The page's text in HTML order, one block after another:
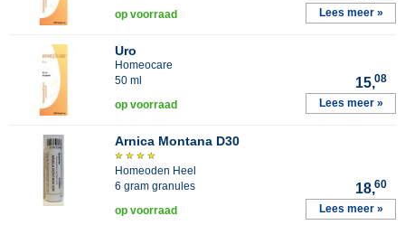
op voorraad Lees meer »
Uro
Homeocare
50 ml
15,08
op voorraad Lees meer »
Arnica Montana D30
Homeoden Heel
6 gram granules
18,60
op voorraad Lees meer »